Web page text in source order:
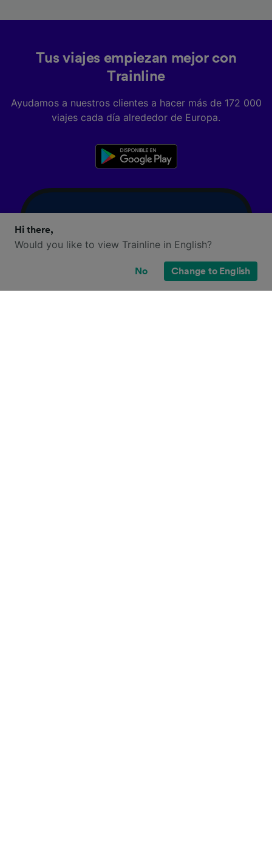
Tus viajes empiezan mejor con
Trainline
Ayudamos a nuestros clientes a hacer más de 172 000
viajes cada día alrededor de Europa.
Hi there,
Would you like to view Trainline in English?
No Change to English